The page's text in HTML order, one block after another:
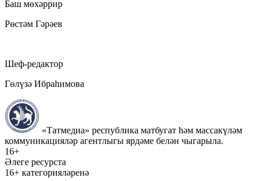
Баш мөхәррир
Рөстәм Гәрәев
Шеф-редактор
Гөлүзә Ибраһимова
«Татмедиа» республика матбугат һәм массакүләм
коммуникацияләр агентлыгы ярдәме белән чыгарыла.
16+
Әлеге ресурста
16+ категорияләренә